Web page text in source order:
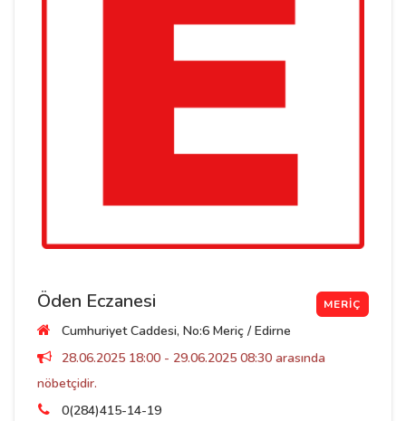
Öden Eczanesi MERIÇ
Cumhuriyet Caddesi, No:6 Meriç / Edirne
28.06.2025 18:00 - 29.06.2025 08:30 arasında
nöbetçidir.
0(284)415-14-19